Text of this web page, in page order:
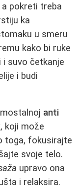
a pokreti treba
ka
u smeru
kako bi ruke
suvo četkanje
i budi
anti
koji može
toga, fokusirajte
svoje telo.
upravo ona
i relaksira.